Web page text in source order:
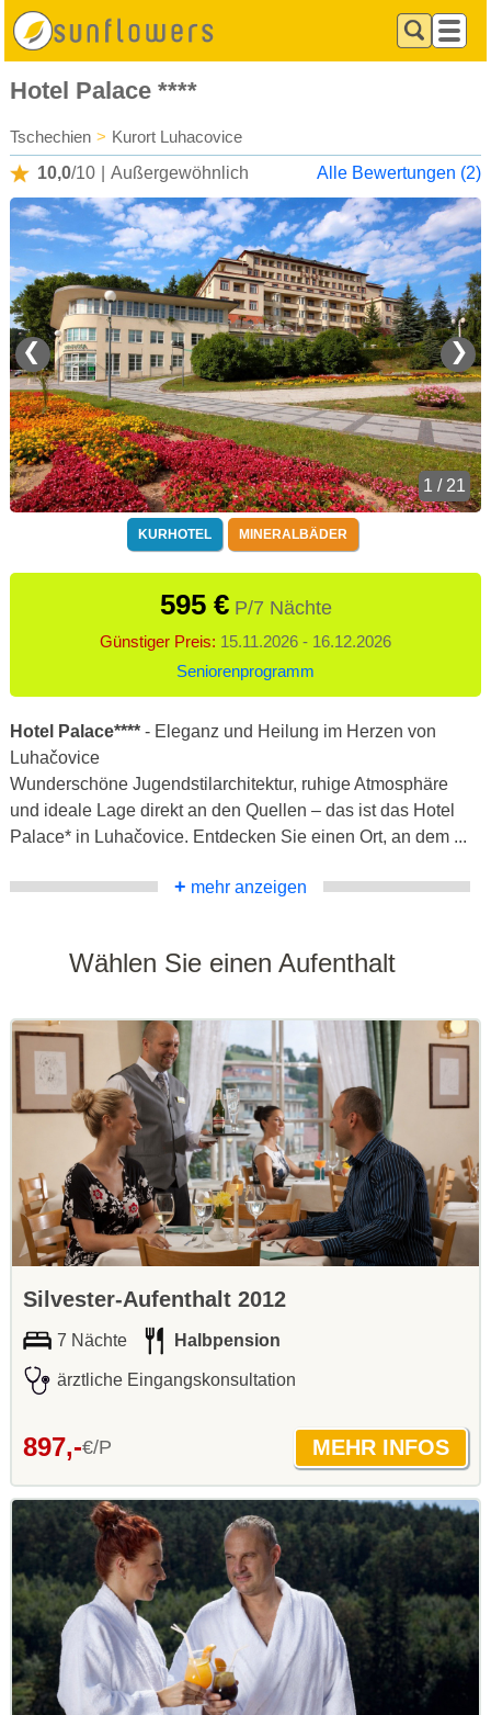
Hotel Palace ****
Tschechien > Kurort Luhacovice
10,0/10 Außergewöhnlich Alle Bewertungen (2)
❮ ❯
1 / 21
KURHOTEL MINERALBÄDER
595 €P/7 Nächte
Günstiger Preis: 15.11.2026 - 16.12.2026
Seniorenprogramm
Hotel Palace**** - Eleganz und Heilung im Herzen von
Luhačovice
Wunderschöne Jugendstilarchitektur, ruhige Atmosphäre
und ideale Lage direkt an den Quellen – das ist das Hotel
Palace* in Luhačovice. Entdecken Sie einen Ort, an dem ...
+ mehr anzeigen
Wählen Sie einen Aufenthalt
Silvester-Aufenthalt 2012
7 Nächte Halbpension
ärztliche Eingangskonsultation
897,-€/P